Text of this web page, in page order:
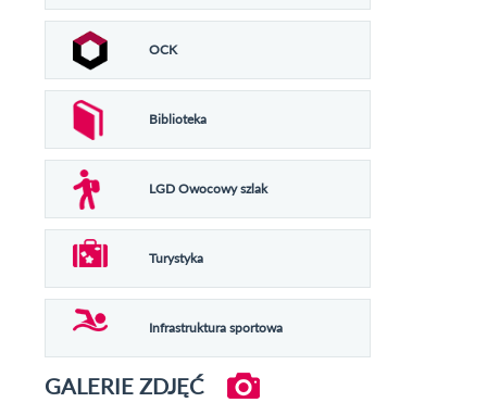
OCK
Biblioteka
LGD Owocowy szlak
Turystyka
Infrastruktura sportowa
GALERIE ZDJĘĆ